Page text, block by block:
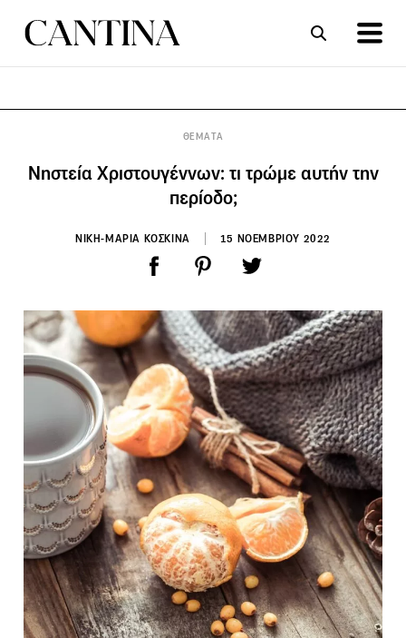
ΘΕΜΑΤΑ
Νηστεία Χριστουγέννων: τι τρώμε αυτήν την
περίοδο;
ΝΙΚΗ-ΜΑΡΙΑ ΚΟΣΚΙΝΑ 15 ΝΟΕΜΒΡΙΟΥ 2022